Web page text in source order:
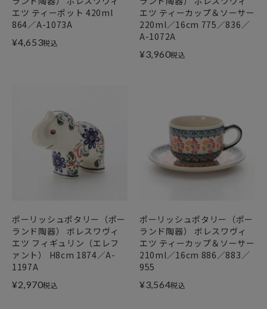
エツ ティーポット 420ml
864／A-1073A
¥4,653税込
エツ ティーカップ＆ソーサー
220ml／16cm 775／836／
A-1072A
¥3,960税込
ポーリッシュポタリー（ポー
ランド陶器） ボレスワヴィ
エツ フィギュリン（エレフ
ァント） H8cm 1874／A-
1197A
¥2,970税込
ポーリッシュポタリー（ポー
ランド陶器） ボレスワヴィ
エツ ティーカップ＆ソーサー
210ml／16cm 886／883／
955
¥3,564税込